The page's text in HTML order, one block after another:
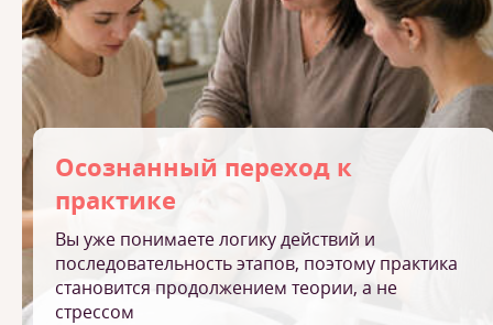
Осознанный переход к
практике
Вы уже понимаете логику действий и
последовательность этапов, поэтому практика
становится продолжением теории, а не
стрессом